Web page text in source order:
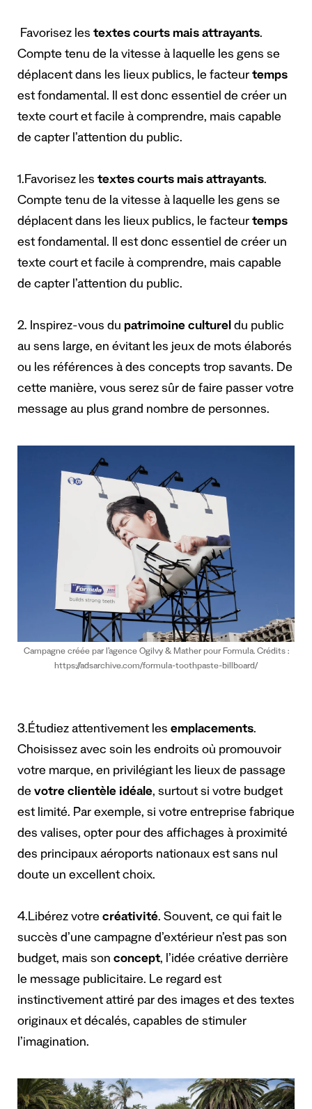
Favorisez les textes courts mais attrayants.
Compte tenu de la vitesse à laquelle les gens se
déplacent dans les lieux publics, le facteur temps
est fondamental. Il est donc essentiel de créer un
texte court et facile à comprendre, mais capable
de capter l’attention du public.
1.Favorisez les textes courts mais attrayants.
Compte tenu de la vitesse à laquelle les gens se
déplacent dans les lieux publics, le facteur temps
est fondamental. Il est donc essentiel de créer un
texte court et facile à comprendre, mais capable
de capter l’attention du public.
2. Inspirez-vous du patrimoine culturel du public
au sens large, en évitant les jeux de mots élaborés
ou les références à des concepts trop savants. De
cette manière, vous serez sûr de faire passer votre
message au plus grand nombre de personnes.
Campagne créée par l’agence Ogilvy & Mather pour Formula. Crédits :
https://adsarchive.com/formula-toothpaste-billboard/
3.Étudiez attentivement les emplacements.
Choisissez avec soin les endroits où promouvoir
votre marque, en privilégiant les lieux de passage
de votre clientèle idéale, surtout si votre budget
est limité. Par exemple, si votre entreprise fabrique
des valises, opter pour des affichages à proximité
des principaux aéroports nationaux est sans nul
doute un excellent choix.
4.Libérez votre créativité. Souvent, ce qui fait le
succès d’une campagne d’extérieur n’est pas son
budget, mais son concept, l’idée créative derrière
le message publicitaire. Le regard est
instinctivement attiré par des images et des textes
originaux et décalés, capables de stimuler
l’imagination.